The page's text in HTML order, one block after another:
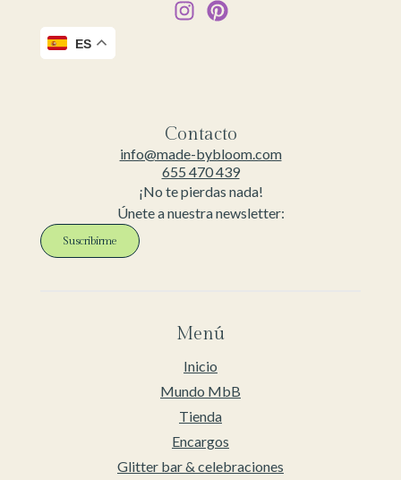
ES
Contacto
info@made-bybloom.com
655 470 439
¡No te pierdas nada!
Únete a nuestra newsletter:
Suscribirme
Menú
Inicio
Mundo MbB
Tienda
Encargos
Glitter bar & celebraciones